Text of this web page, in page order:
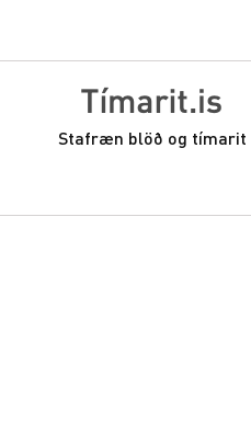
Stafræn blöð og tímarit